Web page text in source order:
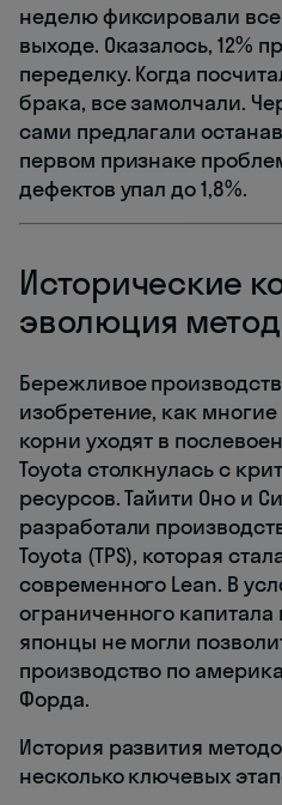
неделю фиксировали
выходе. Оказалось, 12%
переделку. Когда
брака, все замолчали.
сами предлагали
первом признаке
дефектов упал до 1,8%.
Исторические
эволюция
Бережливое
изобретение, как многие
корни уходят в
Toyota столкнулась с
ресурсов. Тайити Оно и
разработали
Toyota (TPS), которая
современного Lean. В
ограниченного
японцы не могли
производство по
Форда.
История развития
несколько ключевых